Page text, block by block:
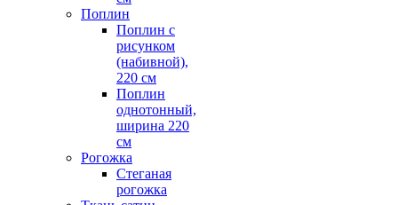
Поплин
Поплин с
рисунком
(набивной),
220 см
Поплин
однотонный,
ширина 220
см
Рогожка
Стеганая
рогожка